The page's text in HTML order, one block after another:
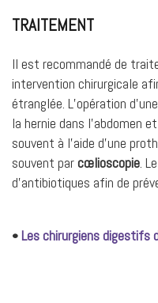
TRAITEMENT
Il est recommandé de
intervention chirurgicale
étranglée. L’opération
la hernie dans l’abdomen
souvent à l’aide d’une
souvent parcœlioscopie.
d’antibiotiques afin de
•Les chirurgiens digestifs